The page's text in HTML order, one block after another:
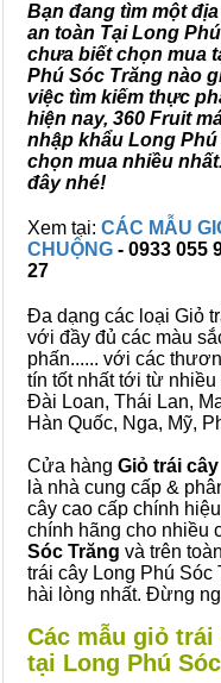
Bạn đang tìm một
an toàn Tại Long
chưa biết chọn mua
Phú Sóc Trăng nào
việc tìm kiếm thực
hiện nay, 360 Fruit
nhập khẩu Long
chọn mua nhiều
đây nhé!
Xem tại: CÁC MẪU
CHUỘNG - 0933 055
27
Đa dạng các loại Giỏ
với đầy đủ các màu
phấn...... với các
tín tốt nhất tới từ
Đài Loan, Thái Lan,
Hàn Quốc, Nga, Mỹ,
Cửa hàng Giỏ trái
là nhà cung cấp &
cây cao cấp chính
chính hãng cho nhiều
Sóc Trăng và trên
trái cây Long Phú Sóc
hài lòng nhất. Đừng
Các mẫu giỏ
tại Long Phú